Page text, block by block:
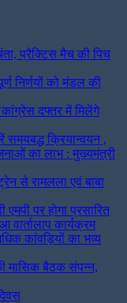
प्रैक्टिस मैच की पिच
निर्णयों को मंडल की
दफ्तर में मिलेंगे
क्रियान्वयन ,
का लाभ : मुख्यमंत्री
से रामलला एवं बाबा
पर होगा प्रसारित
वार्तालाप कार्यक्रम
कांवड़ियों का भव्य
मासिक बैठक संपन्न,